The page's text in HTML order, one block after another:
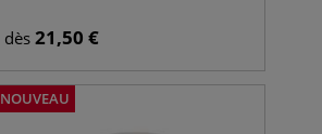
dès 21,50 €
NOUVEAU